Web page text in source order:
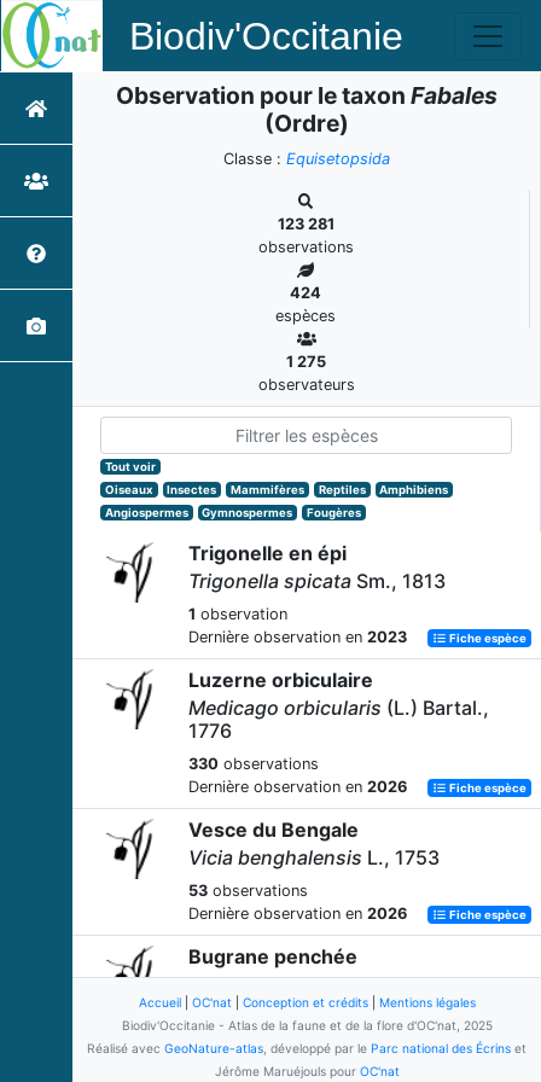
Biodiv'Occitanie
Observation pour le taxon Fabales
(Ordre)
Classe : Equisetopsida
123 281
observations
424
espèces
1 275
observateurs
Tout voir
Oiseaux
Insectes Mammifères Reptiles
Amphibiens
Angiospermes
Gymnospermes Fougères
Trigonelle en épi
Trigonella spicata Sm., 1813
1 observation
Dernière observation en 2023 Fiche espèce
Luzerne orbiculaire
Medicago orbicularis (L.) Bartal.,
1776
330 observations
Dernière observation en 2026 Fiche espèce
Vesce du Bengale
Vicia benghalensis L., 1753
53 observations
Dernière observation en 2026 Fiche espèce
Bugrane penchée
Ononis reclinataL., 1763
108
observations
Dernière observation en 2026 Fiche espèce
Accueil| OC'nat| Conception et crédits| Mentions légales
Biodiv'Occitanie - Atlas de la faune et de la flore d'OC'nat, 2025
Réalisé avec GeoNature-atlas , développé par le Parc national des Écrins et
Jérôme Maruéjouls pour OC'nat